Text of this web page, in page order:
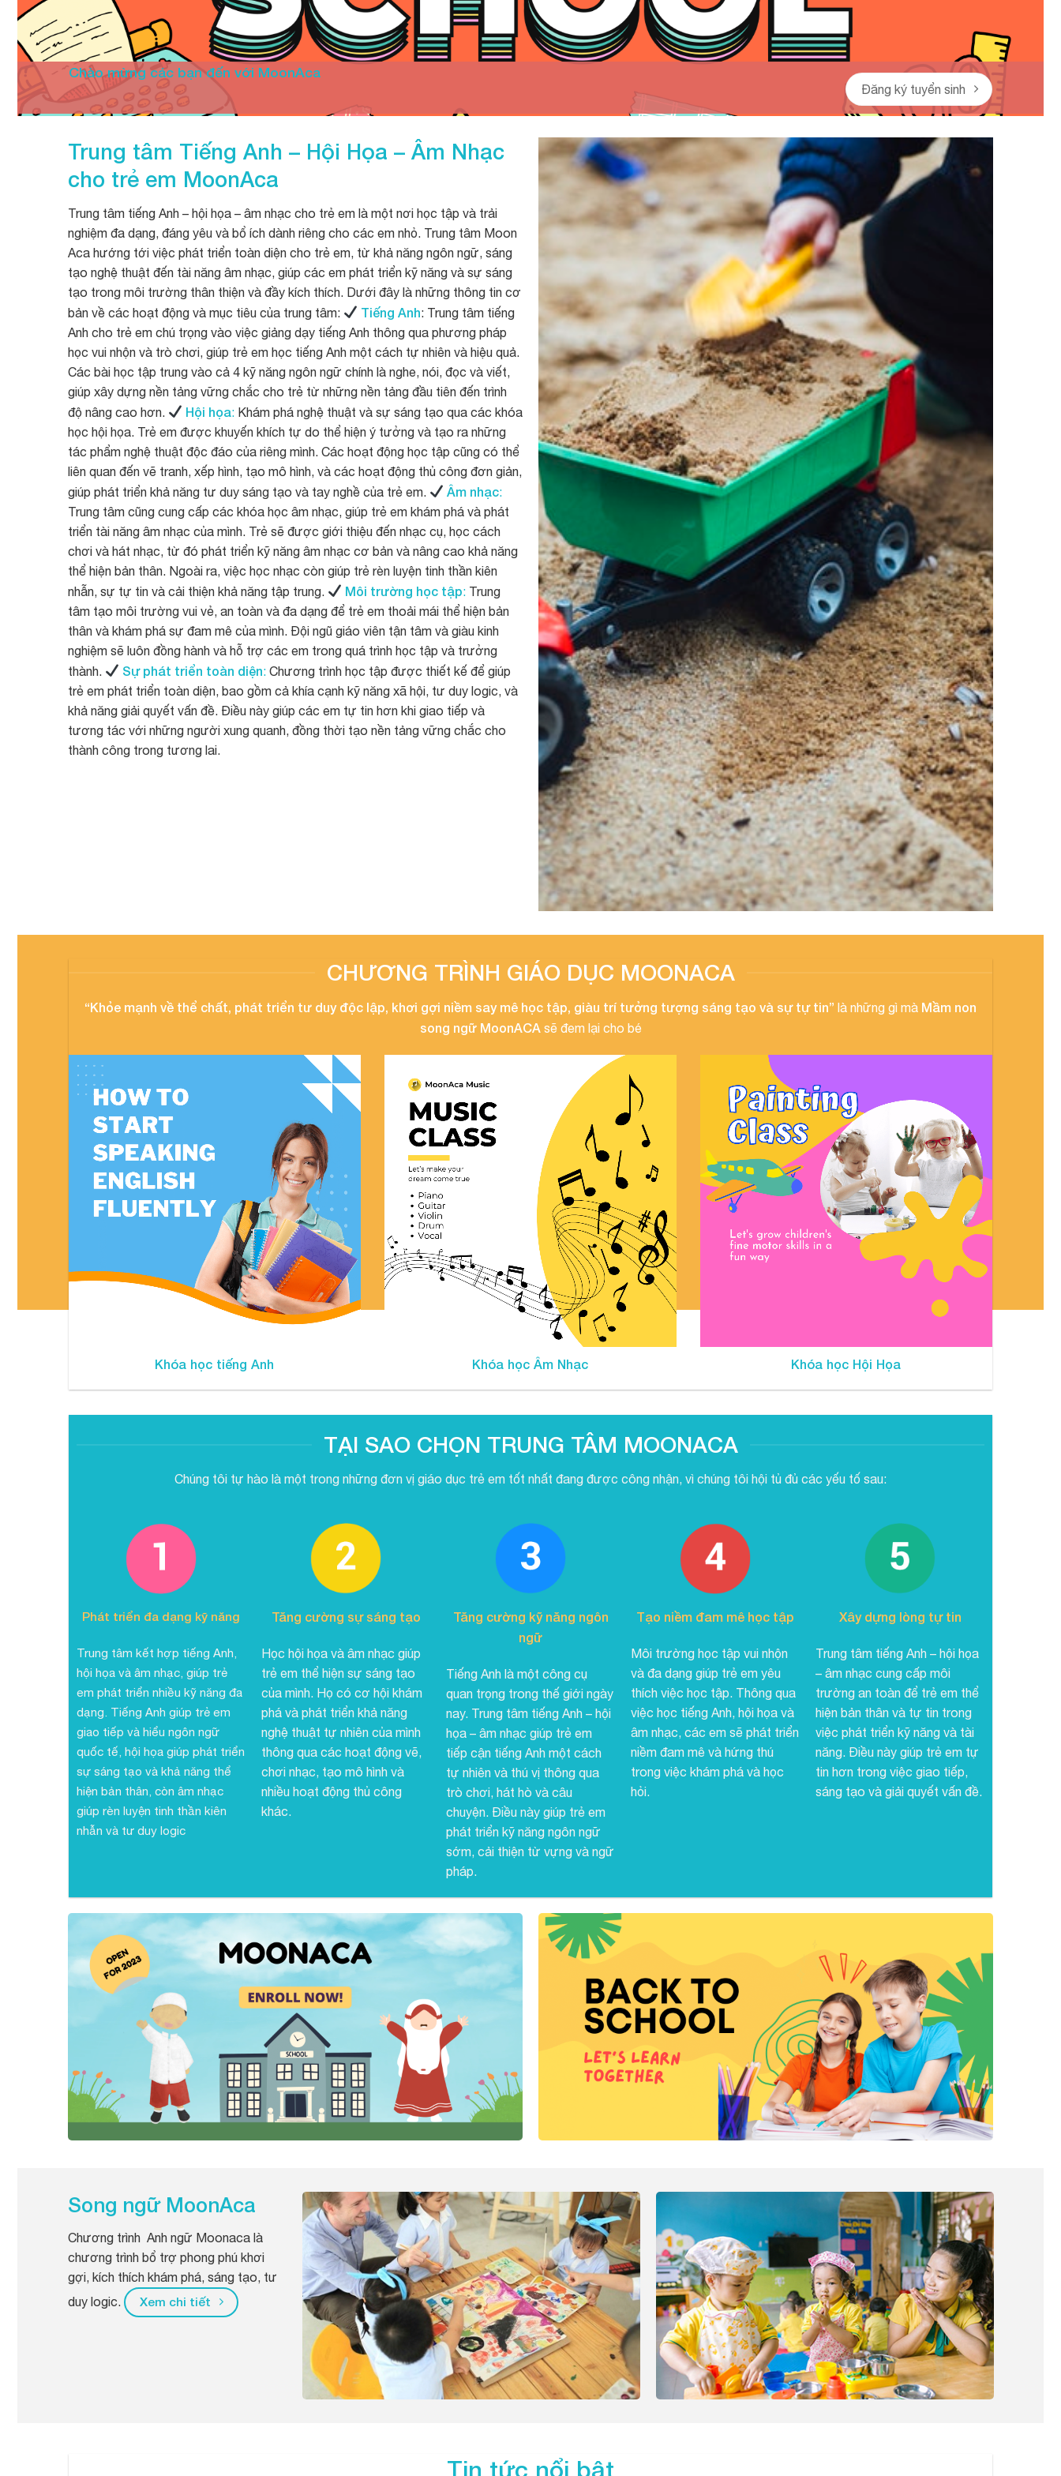
Chào mừng các bạn đến với MoonAca
Đăng ký tuyển sinh
Trung tâm Tiếng Anh – Hội Họa – Âm Nhạc
cho trẻ em MoonAca
Trung tâm tiếng Anh – hội họa – âm nhạc cho trẻ em là một nơi học tập và trải
nghiệm đa dạng, đáng yêu và bổ ích dành riêng cho các em nhỏ. Trung tâm Moon
Aca hướng tới việc phát triển toàn diện cho trẻ em, từ khả năng ngôn ngữ, sáng
tạo nghệ thuật đến tài năng âm nhạc, giúp các em phát triển kỹ năng và sự sáng
tạo trong môi trường thân thiện và đầy kích thích. Dưới đây là những thông tin cơ
bản về các hoạt động và mục tiêu của trung tâm:
Tiếng Anh: Trung tâm tiếng
Anh cho trẻ em chú trọng vào việc giảng dạy tiếng Anh thông qua phương pháp
học vui nhộn và trò chơi, giúp trẻ em học tiếng Anh một cách tự nhiên và hiệu quả.
Các bài học tập trung vào cả 4 kỹ năng ngôn ngữ chính là nghe, nói, đọc và viết,
giúp xây dựng nền tảng vững chắc cho trẻ từ những nền tảng đầu tiên đến trình
độ nâng cao hơn.
Hội họa:Khám phá nghệ thuật và sự sáng tạo qua các khóa
học hội họa. Trẻ em được khuyến khích tự do thể hiện ý tưởng và tạo ra những
tác phẩm nghệ thuật độc đáo của riêng mình. Các hoạt động học tập cũng có thể
liên quan đến vẽ tranh, xếp hình, tạo mô hình, và các hoạt động thủ công đơn giản,
giúp phát triển khả năng tư duy sáng tạo và tay nghề của trẻ em.
Âm nhạc:
Trung tâm cũng cung cấp các khóa học âm nhạc, giúp trẻ em khám phá và phát
triển tài năng âm nhạc của mình. Trẻ sẽ được giới thiệu đến nhạc cụ, học cách
chơi và hát nhạc, từ đó phát triển kỹ năng âm nhạc cơ bản và nâng cao khả năng
thể hiện bản thân. Ngoài ra, việc học nhạc còn giúp trẻ rèn luyện tinh thần kiên
nhẫn, sự tự tin và cải thiện khả năng tập trung.
Môi trường học tập:Trung
tâm tạo môi trường vui vẻ, an toàn và đa dạng để trẻ em thoải mái thể hiện bản
thân và khám phá sự đam mê của mình. Đội ngũ giáo viên tận tâm và giàu kinh
nghiệm sẽ luôn đồng hành và hỗ trợ các em trong quá trình học tập và trưởng
thành.
Sự phát triển toàn diện:Chương trình học tập được thiết kế để giúp
trẻ em phát triển toàn diện, bao gồm cả khía cạnh kỹ năng xã hội, tư duy logic, và
khả năng giải quyết vấn đề. Điều này giúp các em tự tin hơn khi giao tiếp và
tương tác với những người xung quanh, đồng thời tạo nền tảng vững chắc cho
thành công trong tương lai.
CHƯƠNG TRÌNH GIÁO DỤC MOONACA
“Khỏe mạnh về thể chất, phát triển tư duy độc lập, khơi gợi niềm say mê học tập, giàu trí tưởng tượng sáng tạo và sự tự tin” là những gì mà Mầm non
song ngữ MoonACA sẽ đem lại cho bé
Khóa học tiếng Anh Khóa học Âm Nhạc Khóa học Hội Họa
TẠI SAO CHỌN TRUNG TÂM MOONACA
Chúng tôi tự hào là một trong những đơn vị giáo dục trẻ em tốt nhất đang được công nhận, vì chúng tôi hội tủ đủ các yếu tố sau:
Phát triển đa dạng kỹ năng
Trung tâm kết hợp tiếng Anh,
hội họa và âm nhạc, giúp trẻ
em phát triển nhiều kỹ năng đa
dạng. Tiếng Anh giúp trẻ em
giao tiếp và hiểu ngôn ngữ
quốc tế, hội họa giúp phát triển
sự sáng tạo và khả năng thể
hiện bản thân, còn âm nhạc
giúp rèn luyện tinh thần kiên
nhẫn và tư duy logic
Tăng cường sự sáng tạo
Học hội họa và âm nhạc giúp
trẻ em thể hiện sự sáng tạo
của mình. Họ có cơ hội khám
phá và phát triển khả năng
nghệ thuật tự nhiên của mình
thông qua các hoạt động vẽ,
chơi nhạc, tạo mô hình và
nhiều hoạt động thủ công
khác.
Tăng cường kỹ năng ngôn
ngữ
Tiếng Anh là một công cụ
quan trọng trong thế giới ngày
nay. Trung tâm tiếng Anh – hội
họa – âm nhạc giúp trẻ em
tiếp cận tiếng Anh một cách
tự nhiên và thú vị thông qua
trò chơi, hát hò và câu
chuyện. Điều này giúp trẻ em
phát triển kỹ năng ngôn ngữ
sớm, cải thiện từ vựng và ngữ
pháp.
Tạo niềm đam mê học tập
Môi trường học tập vui nhộn
và đa dạng giúp trẻ em yêu
thích việc học tập. Thông qua
việc học tiếng Anh, hội họa và
âm nhạc, các em sẽ phát triển
niềm đam mê và hứng thú
trong việc khám phá và học
hỏi.
Xây dựng lòng tự tin
Trung tâm tiếng Anh – hội họa
– âm nhạc cung cấp môi
trường an toàn để trẻ em thể
hiện bản thân và tự tin trong
việc phát triển kỹ năng và tài
năng. Điều này giúp trẻ em tự
tin hơn trong việc giao tiếp,
sáng tạo và giải quyết vấn đề.
Song ngữ MoonAca
Chương trình Anh ngữ Moonaca là
chương trình bổ trợ phong phú khơi
gợi, kích thích khám phá, sáng tạo, tư
duy logic.
Xem chi tiết
Tin tức nổi bật